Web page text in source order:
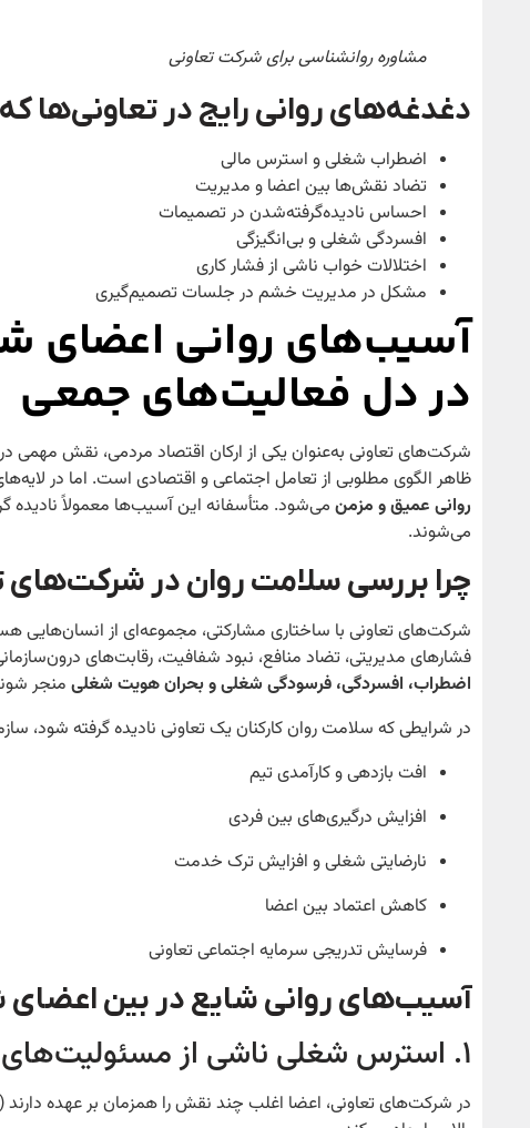
مشاوره روانشناسی برای شرکت تعاونی
دغدغه‌های روانی رایج در تعاونی‌ها که
اضطراب شغلی و استرس مالی
تضاد نقش‌ها بین اعضا و مدیریت
احساس نادیده‌گرفته‌شدن در تصمیمات
افسردگی شغلی و بی‌انگیزگی
اختلالات خواب ناشی از فشار کاری
مشکل در مدیریت خشم در جلسات تصمیم‌گیری
آسیب‌های روانی اعضای
در دل فعالیت‌های جمعی
شرکت‌های تعاونی به‌عنوان یکی از ارکان اقتصاد مردمی، نقش مهمی
ظاهر الگوی مطلوبی از تعامل اجتماعی و اقتصادی است. اما در
روانی عمیق و مزمن می‌شود. متأسفانه این آسیب‌ها معمولاً نادیده
می‌شوند.
چرا بررسی سلامت روان در شرکت‌های
شرکت‌های تعاونی با ساختاری مشارکتی، مجموعه‌ای از انسان‌هایی
فشارهای مدیریتی، تضاد منافع، نبود شفافیت، رقابت‌های
اضطراب، افسردگی، فرسودگی شغلی و بحران هویت شغلیمنجر
در شرایطی که سلامت روان کارکنان یک تعاونی نادیده گرفته شود،
افت بازدهی و کارآمدی تیم
افزایش درگیری‌های بین فردی
نارضایتی شغلی و افزایش ترک خدمت
کاهش اعتماد بین اعضا
فرسایش تدریجی سرمایه اجتماعی تعاونی
آسیب‌های روانی شایع در بین اعضای
۱. استرس شغلی ناشی از مسئولیت‌های چندگانه
در شرکت‌های تعاونی، اعضا اغلب چند نقش را همزمان بر عهده